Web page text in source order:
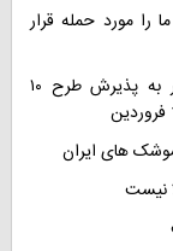
را مورد حمله قرار
شورای عالی امنیت ملی: ایران آمریکا را مجبور به پذیرش طرح ۱۰
موشک های ایران
نیست